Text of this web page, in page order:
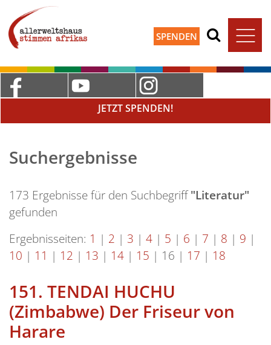
SPENDEN
JETZT SPENDEN!
Suchergebnisse
173 Ergebnisse für den Suchbegriff"Literatur"
gefunden
Ergebnisseiten: 1 | 2 | 3 | 4 | 5 | 6 | 7 | 8 | 9 |
10 | 11 | 12 | 13 | 14 | 15 | 16 | 17 | 18
151. TENDAI HUCHU
(Zimbabwe) Der Friseur von
Harare